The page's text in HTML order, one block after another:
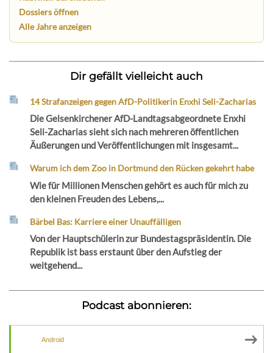
Dossiers öffnen
Alle Jahre anzeigen
Dir gefällt vielleicht auch
14 Strafanzeigen gegen AfD-Politikerin Enxhi Seli-Zacharias
Die Gelsenkirchener AfD-Landtagsabgeordnete Enxhi
Seli-Zacharias sieht sich nach mehreren öffentlichen
Äußerungen und Veröffentlichungen mit insgesamt...
Warum ich dem Zoo in Dortmund den Rücken gekehrt habe
Wie für Millionen Menschen gehört es auch für mich zu
den kleinen Freuden des Lebens,...
Bärbel Bas: Karriere einer Unauffälligen
Von der Hauptschülerin zur Bundestagspräsidentin. Die
Republik ist bass erstaunt über den Aufstieg der
weitgehend...
Podcast abonnieren:
Android